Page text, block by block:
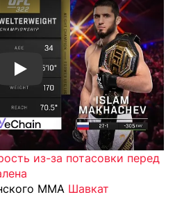
Смотреть видео YouTube
из-за потасовки перед
MMA Шавкат